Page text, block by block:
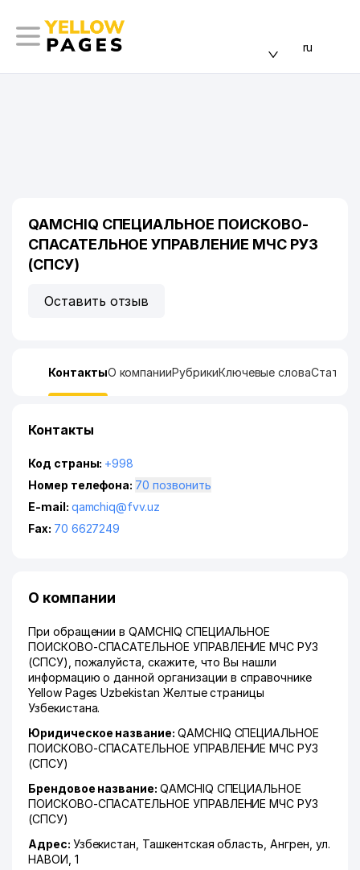
ru
QAMCHIQ СПЕЦИАЛЬНОЕ ПОИСКОВО-
СПАСАТЕЛЬНОЕ УПРАВЛЕНИЕ МЧС РУЗ
(СПСУ)
Оставить отзыв
КонтактыО компанииРубрикиКлючевые слова
Контакты
Код страны: +998
Номер телефона:
70 позвонить
E-mail: qamchiq@fvv.uz
Fax: 70 6627249
О компании
При обращении в QAMCHIQ СПЕЦИАЛЬНОЕ
ПОИСКОВО-СПАСАТЕЛЬНОЕ УПРАВЛЕНИЕ МЧС РУЗ
(СПСУ), пожалуйста, скажите, что Вы нашли
информацию о данной организации в справочнике
Yellow Pages Uzbekistan Желтые страницы
Узбекистана.
Юридическое название: QAMCHIQ СПЕЦИАЛЬНОЕ
ПОИСКОВО-СПАСАТЕЛЬНОЕ УПРАВЛЕНИЕ МЧС РУЗ
(СПСУ)
Брендовое название: QAMCHIQ СПЕЦИАЛЬНОЕ
ПОИСКОВО-СПАСАТЕЛЬНОЕ УПРАВЛЕНИЕ МЧС РУЗ
(СПСУ)
Адрес: Узбекистан, Ташкентская область ,Ангрен ул.
НАВОИ , 1